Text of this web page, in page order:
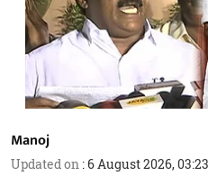
Manoj
Updated on :6 August 2026,